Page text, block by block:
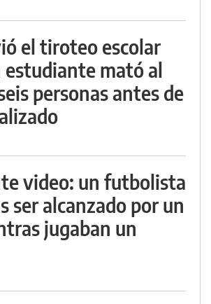
el tiroteo escolar
estudiante mató al
personas antes de
video: un futbolista
ser alcanzado por un
jugaban un